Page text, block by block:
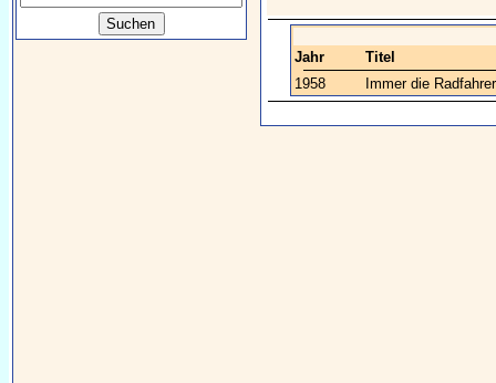
Jahr
Titel
1958
Immer die Radfahrer